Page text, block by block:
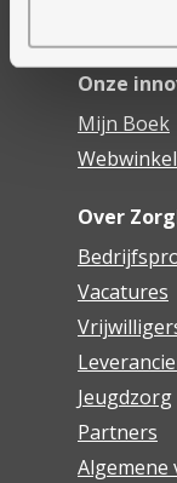
Onze
Mijn Boek
Over
Vacatures
Jeugdzorg
Partners
Algemene